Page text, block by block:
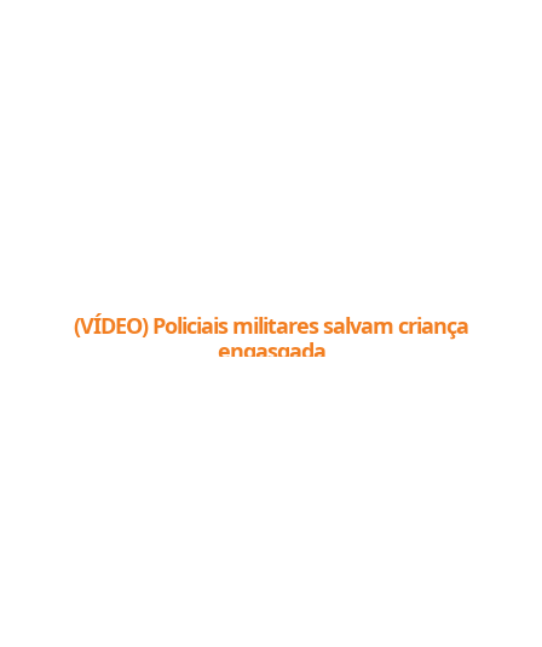
(VÍDEO) Policiais militares salvam criança
engasgada